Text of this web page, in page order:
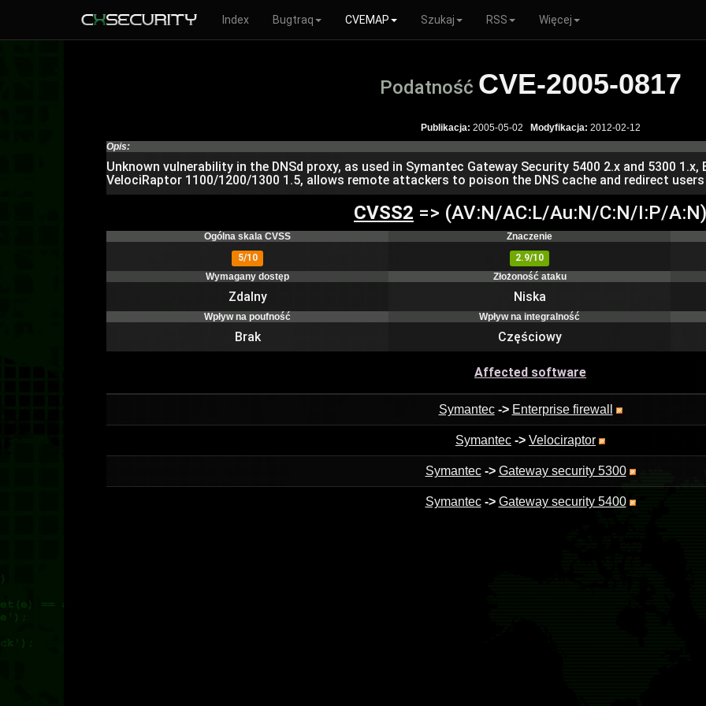
Index Bugtraq CVEMAP Szukaj RSS Więcej
Podatność CVE-2005-0817
Publikacja: 2005-05-02 Modyfikacja: 2012-02-12
Opis:
Unknown vulnerability in the DNSd proxy, as used in Symantec Gateway Security 5400 2.x and 5300 1.x,
VelociRaptor 1100/1200/1300 1.5, allows remote attackers to poison the DNS cache and redirect
CVSS2 => (AV:N/AC:L/Au:N/C:N/I:P/A:N)
Ogólna skala CVSS
Znaczenie
5/10
2.9/10
Wymagany dostęp
Złożoność ataku
Zdalny Niska
Wpływ na poufność Wpływ na integralność
Brak Częściowy
Affected software
Symantec -> Enterprise firewall
Symantec -> Velociraptor
Symantec -> Gateway security 5300
Symantec -> Gateway security 5400